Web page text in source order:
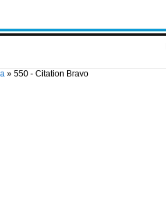
» 550 - Citation Bravo